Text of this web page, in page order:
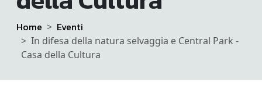
Home Eventi
In difesa della natura selvaggia e Central Park -
Casa della Cultura